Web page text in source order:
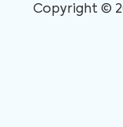
Copyright ©